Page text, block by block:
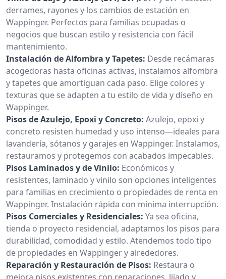
derrames, rayones y los cambios de estación en
Wappinger. Perfectos para familias ocupadas o
negocios que buscan estilo y resistencia con fácil
mantenimiento.
Instalación de Alfombra y Tapetes: Desde recámaras
acogedoras hasta oficinas activas, instalamos alfombra
y tapetes que amortiguan cada paso. Elige colores y
texturas que se adapten a tu estilo de vida y diseño en
Wappinger.
Pisos de Azulejo, Epoxi y Concreto: Azulejo, epoxi y
concreto resisten humedad y uso intenso—ideales para
lavandería, sótanos y garajes en Wappinger. Instalamos,
restauramos y protegemos con acabados impecables.
Pisos Laminados y de Vinilo: Económicos y
resistentes, laminado y vinilo son opciones inteligentes
para familias en crecimiento o propiedades de renta en
Wappinger. Instalación rápida con mínima interrupción.
Pisos Comerciales y Residenciales: Ya sea oficina,
tienda o proyecto residencial, adaptamos los pisos para
durabilidad, comodidad y estilo. Atendemos todo tipo
de propiedades en Wappinger y alrededores.
Reparación y Restauración de Pisos: Restaura o